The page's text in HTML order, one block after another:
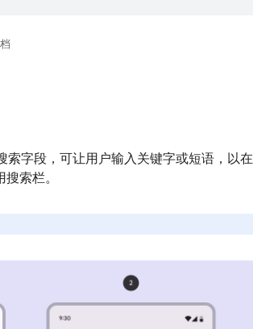
索字段，可让用户输入关键字或短语，以
索栏。